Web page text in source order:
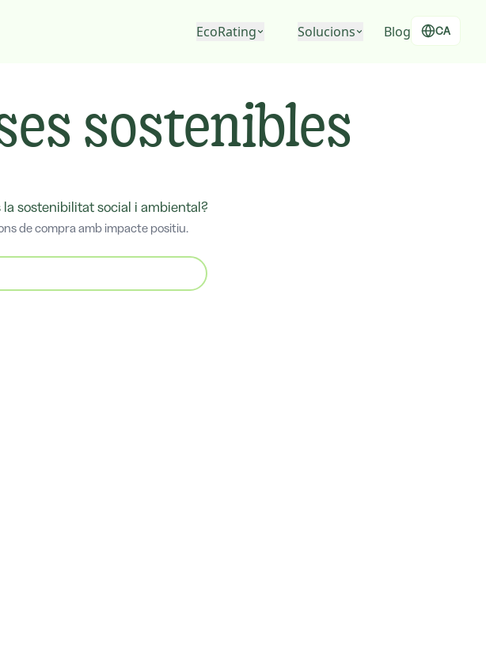
EcoRating
EcoRating d'empreses
EcoRating de territoris
Solucions
Per a persones
Per a empreses
Per a administracions
Blog CA
sostenibles
sostenibilitat social i ambiental?
de compra amb impacte positiu.